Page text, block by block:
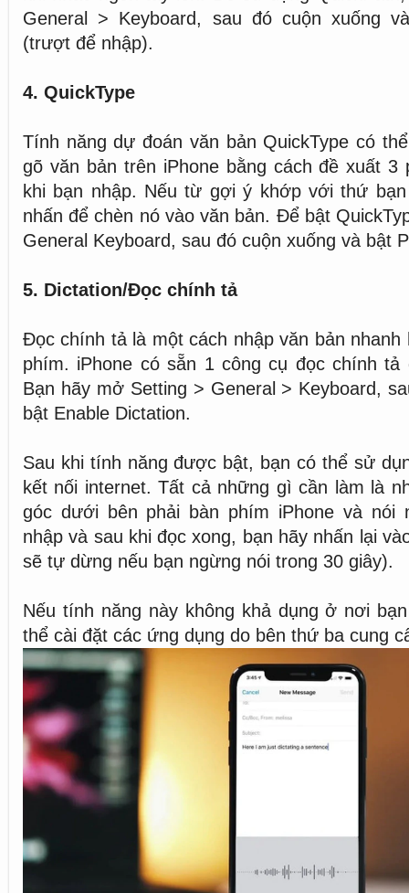
General > Keyboard, sau đó cuộn xuống
(trượt để nhập).
4. QuickType
Tính năng dự đoán văn bản QuickType có
gõ văn bản trên iPhone bằng cách đề xuất
khi bạn nhập. Nếu từ gợi ý khớp với thứ
nhấn để chèn nó vào văn bản. Để bật
General Keyboard, sau đó cuộn xuống và bật
5. Dictation/Đọc chính tả
Đọc chính tả là một cách nhập văn bản
phím. iPhone có sẵn 1 công cụ đọc chính
Bạn hãy mở Setting > General > Keyboard,
bật Enable Dictation.
Sau khi tính năng được bật, bạn có thể sử
kết nối internet. Tất cả những gì cần làm là
góc dưới bên phải bàn phím iPhone và nói
nhập và sau khi đọc xong, bạn hãy nhấn lại
sẽ tự dừng nếu bạn ngừng nói trong 30 giây).
Nếu tính năng này không khả dụng ở nơi
thể cài đặt các ứng dụng do bên thứ ba cung